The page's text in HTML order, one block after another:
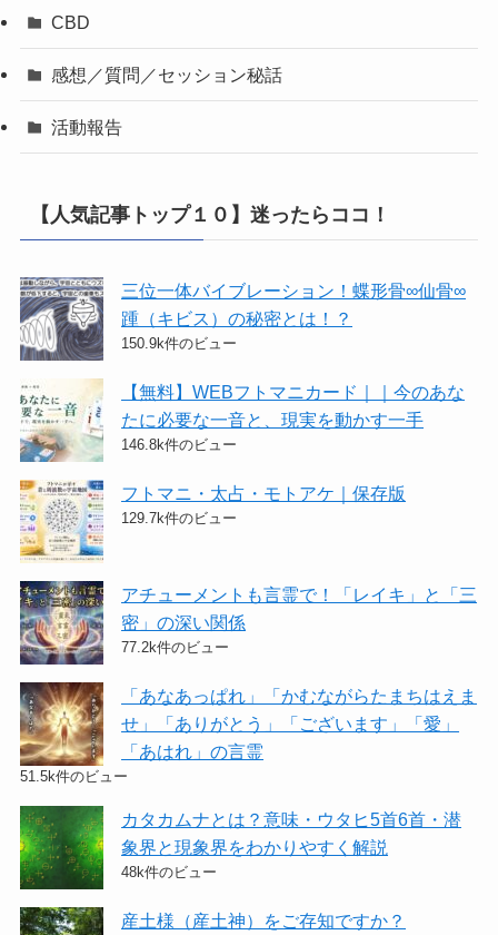
CBD
感想／質問／セッション秘話
活動報告
【人気記事トップ１０】迷ったらココ！
三位一体バイブレーション！蝶形骨∞仙骨∞
踵（キビス）の秘密とは！？
150.9k件のビュー
【無料】WEBフトマニカード｜｜今のあな
たに必要な一音と、現実を動かす一手
146.8k件のビュー
フトマニ・太占・モトアケ｜保存版
129.7k件のビュー
アチューメントも言霊で！「レイキ」と「三
密」の深い関係
77.2k件のビュー
「あなあっぱれ」「かむながらたまちはえま
せ」「ありがとう」「ございます」「愛」
「あはれ」の言霊
51.5k件のビュー
カタカムナとは？意味・ウタヒ5首6首・潜
象界と現象界をわかりやすく解説
48k件のビュー
産土様（産土神）をご存知ですか？